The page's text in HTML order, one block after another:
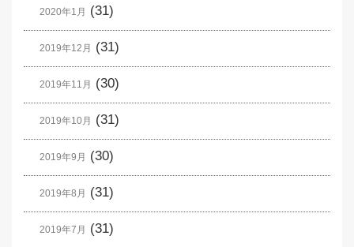
2020年1月 (31)
2019年12月 (31)
2019年11月 (30)
2019年10月 (31)
2019年9月 (30)
2019年8月 (31)
2019年7月 (31)